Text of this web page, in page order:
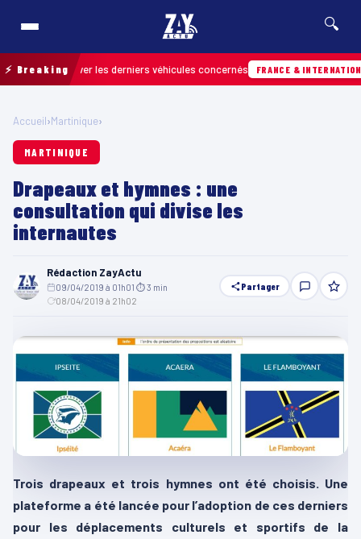
🔍
⚡ Breakingles derniers véhicules concernés FRANCE & INTERNATIONALE
Accueil›Martinique›
MARTINIQUE
Drapeaux et hymnes : une
consultation qui divise les
internautes
Rédaction ZayActu
09/04/2019 à 01h01 ⏱ 3 min
08/04/2019 à 21h02
Partager
Trois drapeaux et trois hymnes ont été choisis. Une
plateforme a été lancée pour l’adoption de ces derniers
pour les déplacements culturels et sportifs de la